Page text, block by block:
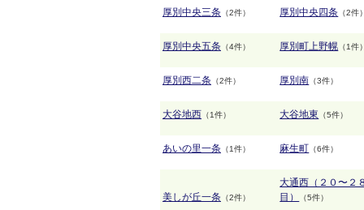
厚別中央三条 （2件） 厚別中央四条 （2件）
厚別中央五条 （4件） 厚別町上野幌 （1件）
厚別西二条 （2件） 厚別南 （3件）
大谷地西 （1件） 大谷地東 （5件）
あいの里一条 （1件） 麻生町 （6件）
美しが丘一条 （2件）
大通西（２０〜２
目）
（5件）